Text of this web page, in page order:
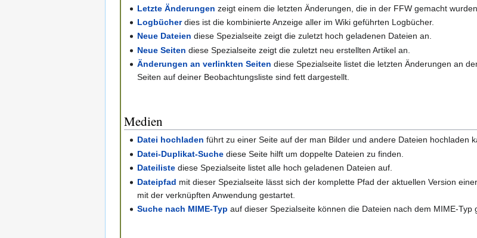
Letzte Änderungen zeigt einem die letzten Änderungen, die in der FFW gemacht wurden.
Logbücherdies ist die kombinierte Anzeige aller im Wiki geführten Logbücher.
Neue Dateien diese Spezialseite zeigt die zuletzt hoch geladenen Dateien an.
Neue Seiten diese Spezialseite zeigt die zuletzt neu erstellten Artikel an.
Änderungen an verlinkten Seiten diese Spezialseite listet die letzten Änderungen an
Seiten auf deiner Beobachtungsliste sind fett dargestellt.
Medien
Datei hochladen führt zu einer Seite auf der man Bilder und andere Dateien hochladen
Datei-Duplikat-Suche diese Seite hilft um doppelte Dateien zu finden.
Dateiliste diese Spezialseite listet alle hoch geladenen Dateien auf.
Dateipfad mit dieser Spezialseite lässt sich der komplette Pfad der aktuellen Version
mit der verknüpften Anwendung gestartet.
Suche nach MIME-Typ auf dieser Spezialseite können die Dateien nach dem MIME-Typ